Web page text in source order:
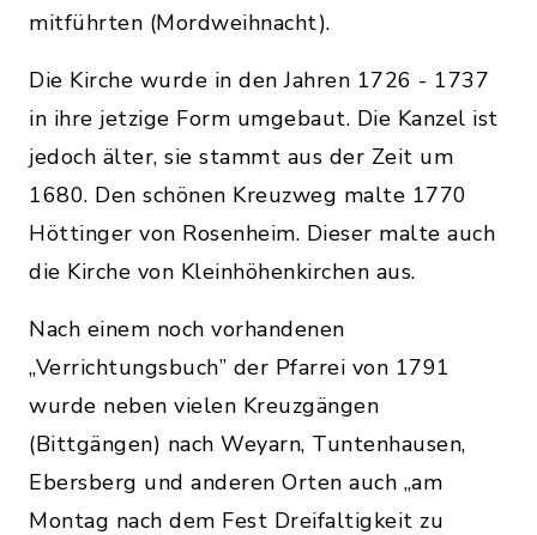
mitführten (Mordweihnacht).
Die Kirche wurde in den Jahren 1726 - 1737
in ihre jetzige Form umgebaut. Die Kanzel ist
jedoch älter, sie stammt aus der Zeit um
1680. Den schönen Kreuzweg malte 1770
Höttinger von Rosenheim. Dieser malte auch
die Kirche von Kleinhöhenkirchen aus.
Nach einem noch vorhandenen
„Verrichtungsbuch” der Pfarrei von 1791
wurde neben vielen Kreuzgängen
(Bittgängen) nach Weyarn, Tuntenhausen,
Ebersberg und anderen Orten auch „am
Montag nach dem Fest Dreifaltigkeit zu